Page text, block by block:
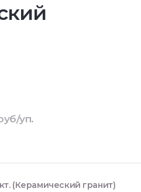
уп.
(Керамический гранит)